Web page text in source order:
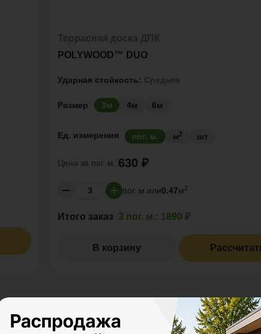
POLYWOOD™ DUO
Ударная стойкость:
Размер 3м 4м 6м
Ед. измерения пог. м. м2 шт
Цена за пог. м.:630 ₽
пог. м. или0.47м2
Итого заказ 3 пог. м.: 1890 ₽
В корзину